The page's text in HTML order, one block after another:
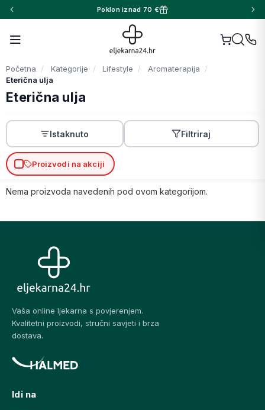
Poklon iznad 70 €
Početna Kategorije Lifestyle
Aromaterapija
Eterična ulja
Eterična ulja
Istaknuto Filtriraj
Proizvodi na akciji
Nema proizvoda navedenih pod ovom kategorijom.
Vaša online ljekarna s povjerenjem.
Kvalitetni proizvodi, stručni savjeti i brza
dostava.
Idi na